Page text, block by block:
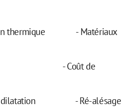
thermique - Matériaux
Coût de
dilatation - Ré-alésage